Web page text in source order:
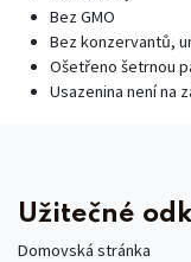
Bez GMO
Bez konzervantů,
Ošetřeno šetrnou
Usazenina není na
Užitečné
Domovská stránka